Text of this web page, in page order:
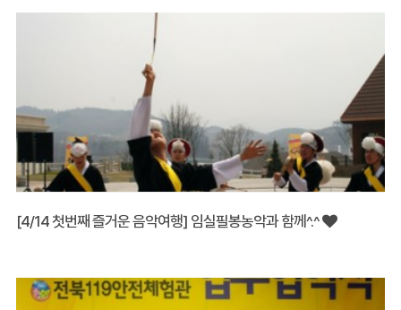
[4/14 첫번째 즐거운 음악여행] 임실필봉농악과 함께^.^